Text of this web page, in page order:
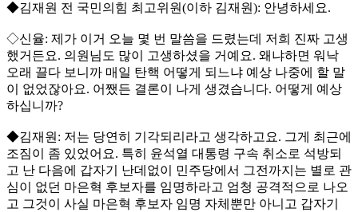
◆김재원 전 국민의힘 최고위원(이하 김재원): 안녕하세요.
◇신율: 제가 이거 오늘 몇 번 말씀을 드렸는데 저희 진짜 고생
했거든요. 의원님도 많이 고생하셨을 거예요. 왜냐하면 워낙
오래 끌다 보니까 매일 탄핵 어떻게 되느냐 예상 나중에 할 말
이 없었잖아요. 어쨌든 결론이 나게 생겼습니다. 어떻게 예상
하십니까?
◆김재원: 저는 당연히 기각되리라고 생각하고요. 그게 최근에
조짐이 좀 있었어요. 특히 윤석열 대통령 구속 취소로 석방되
고 난 다음에 갑자기 난데없이 민주당에서 그전까지는 별로 관
심이 없던 마은혁 후보자를 임명하라고 엄청 공격적으로 나오
고 그것이 사실 마은혁 후보자 임명 자체뿐만 아니고 갑자기